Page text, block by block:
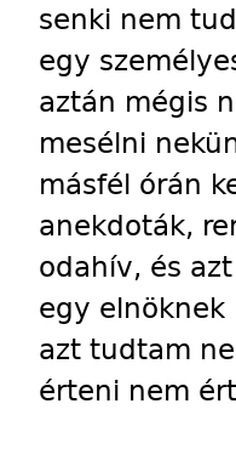
senki nem
egy
aztán mégis
mesélni
másfél órán
anekdoták,
odahív, és
egy elnöknek
azt tudtam
érteni nem